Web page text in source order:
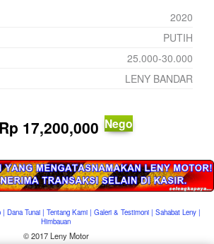
2020
PUTIH
25.000-30.000
LENY BANDAR
Rp 17,200,000 Nego
| Dana Tunai| Tentang Kami| Galeri & Testimoni| Sahabat Leny|
Himbauan
© 2017 Leny Motor